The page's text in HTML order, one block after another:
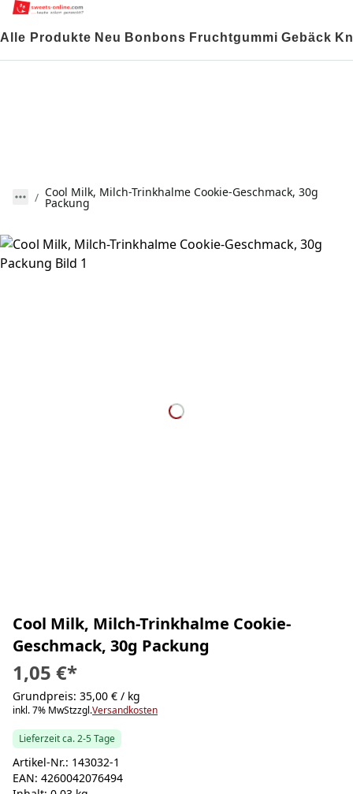
Alle Produkte Neu Bonbons Fruchtgummi Gebäck
Cool Milk, Milch-Trinkhalme Cookie-Geschmack, 30g
Packung
Cool Milk, Milch-Trinkhalme Cookie-
Geschmack, 30g Packung
1,05 €*
Grundpreis: 35,00 € / kg
inkl. 7% MwStzzgl.Versandkosten
Lieferzeit ca. 2-5 Tage
Artikel-Nr.: 143032-1
EAN: 4260042076494